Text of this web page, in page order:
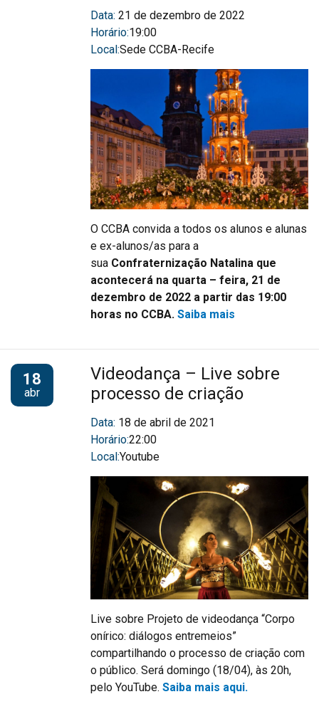
Data: 21 de dezembro de 2022
Horário:19:00
Local:Sede CCBA-Recife
O CCBA convida a todos os alunos e alunas
e ex-alunos/as para a
sua Confraternização Natalina que
acontecerá na quarta – feira, 21 de
dezembro de 2022 a partir das 19:00
horas no CCBA. Saiba mais
18
abr
Videodança – Live sobre
processo de criação
Data: 18 de abril de 2021
Horário:22:00
Local:Youtube
Live sobre Projeto de videodança “Corpo
onírico: diálogos entremeios”
compartilhando o processo de criação com
o público. Será domingo (18/04), às 20h,
pelo YouTube. Saiba mais aqui.